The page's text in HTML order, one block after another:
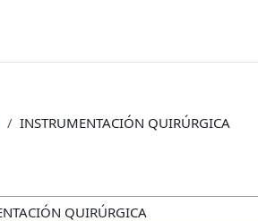
INSTRUMENTACIÓN QUIRÚRGICA